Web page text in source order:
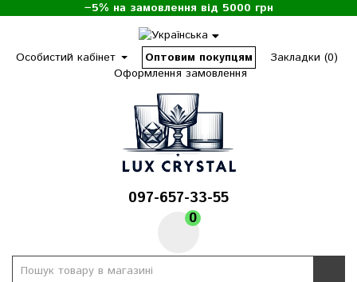
−5% на замовлення від 5000 грн
Особистий кабінет Оптовим покупцям
Закладки (0)
Оформлення замовлення
097-657-33-55
0